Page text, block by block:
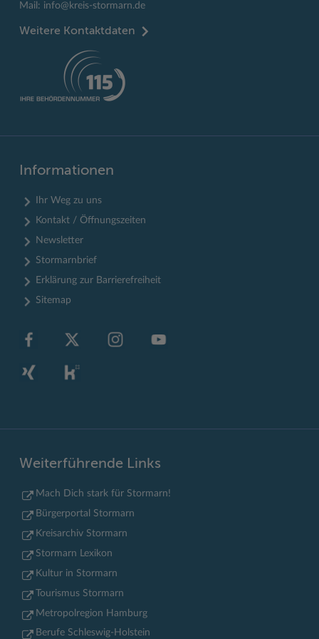
Mail: info@kreis-stormarn.de
Weitere Kontaktdaten
Informationen
Ihr Weg zu uns
Kontakt / Öffnungszeiten
Newsletter
Stormarnbrief
Erklärung zur Barrierefreiheit
Sitemap
Weiterführende Links
Mach Dich stark für Stormarn!
Bürgerportal Stormarn
Kreisarchiv Stormarn
Stormarn Lexikon
Kultur in Stormarn
Tourismus Stormarn
Metropolregion Hamburg
Berufe Schleswig-Holstein